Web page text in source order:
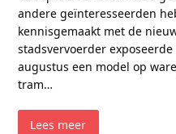
andere geïnteresseerden
kennisgemaakt met de
stadsvervoerder
augustus een model op
tram…
Lees meer